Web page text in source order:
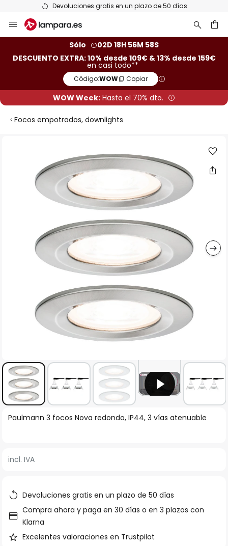
Devoluciones gratis en un plazo de 50 días
al
Sólo
02D 18H 56M 58S
DESCUENTO EXTRA: 10% desde 109€ & 13% desde 159€
en casi todo**
Código:WOW Copiar
WOW Week: Hasta el 70% dto.
Focos empotrados, downlights
Saltar
la
imágenes
Paulmann 3 focos Nova redondo, IP44, 3 vías atenuable
incl. IVA
Devoluciones gratis en un plazo de 50 días
Compra ahora y paga en 30 días o en 3 plazos con
Klarna
Excelentes valoraciones en Trustpilot